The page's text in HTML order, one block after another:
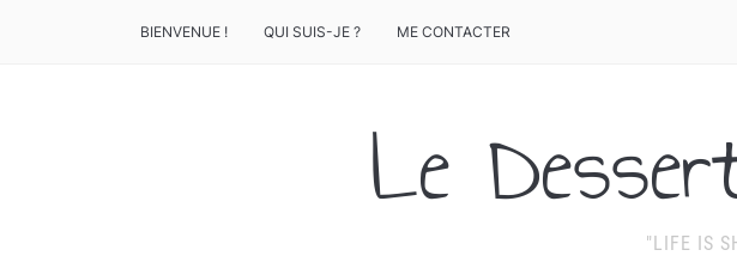
BIENVENUE ! QUI SUIS-JE ? ME CONTACTER
Le
"LIFE IS